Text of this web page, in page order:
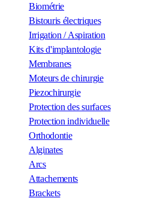
Biométrie
Bistouris électriques
Irrigation / Aspiration
Kits d'implantologie
Membranes
Moteurs de chirurgie
Piezochirurgie
Protection des surfaces
Protection individuelle
Orthodontie
Alginates
Arcs
Attachements
Brackets